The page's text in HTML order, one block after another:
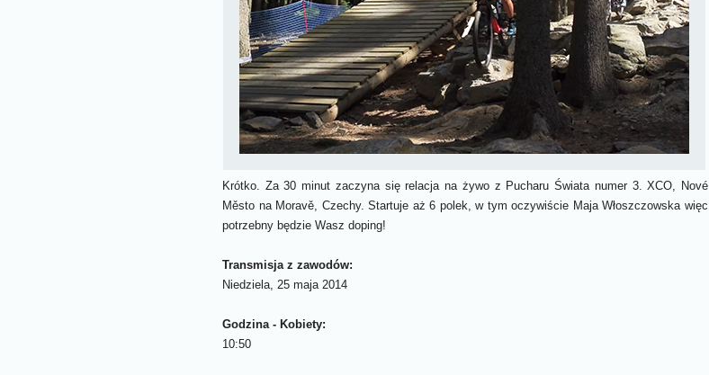
Krótko. Za 30 minut zaczyna się relacja na żywo z Pucharu Świata numer 3. XCO, Nové
Město na Moravě, Czechy. Startuje aż 6 polek, w tym oczywiście Maja Włoszczowska więc
potrzebny będzie Wasz doping!
Transmisja z zawodów:
Niedziela, 25 maja 2014
Godzina - Kobiety:
10:50